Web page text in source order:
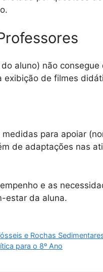
aluno) não
de filmes
para apoiar
de adaptações nas
e as
estar da aluna.
e Rochas
para o 8º Ano